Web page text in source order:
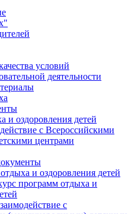
условий
деятельности
и оздоровления детей
с Всероссийскими
центрами
и оздоровления детей
программ отдыха и
с